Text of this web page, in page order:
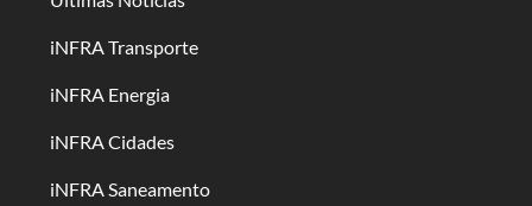
iNFRA Transporte
iNFRA Energia
iNFRA Cidades
iNFRA Saneamento